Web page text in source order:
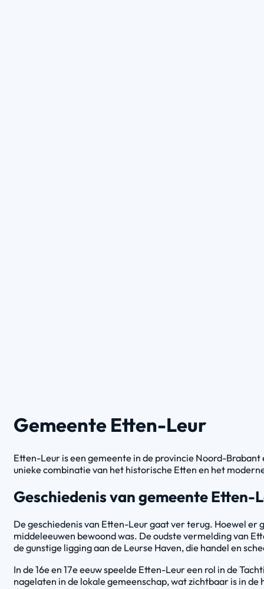
Gemeente Etten-Leur
Etten-Leur is een gemeente in de provincie Noord-
unieke combinatie van het historische Etten en het
Geschiedenis van gemeente Etten-
De geschiedenis van Etten-Leur gaat ver terug. Hoewel er
middeleeuwen bewoond was. De oudste vermelding van
de gunstige ligging aan de Leurse Haven, die handel en
In de 16e en 17e eeuw speelde Etten-Leur een rol in de
nagelaten in de lokale gemeenschap, wat zichtbaar is in